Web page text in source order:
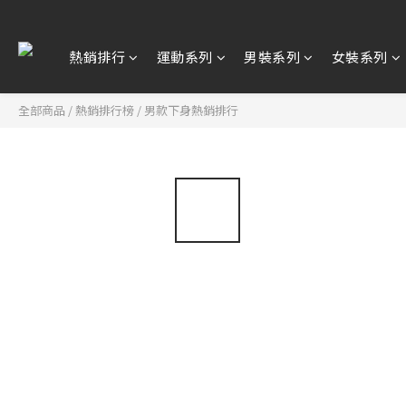
熱銷排行 運動系列 男裝系列 女裝系列
全部商品 /熱銷排行榜 / 男款下身熱銷排行